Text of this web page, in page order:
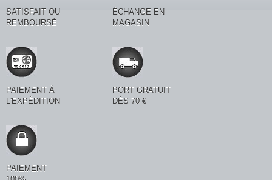
SATISFAIT OU
REMBOURSÉ
ÉCHANGE EN
MAGASIN
PAIEMENT À
L'EXPÉDITION
PORT GRATUIT
DÈS 70 €
PAIEMENT